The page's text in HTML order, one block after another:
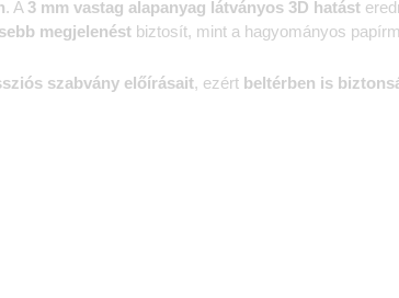
. A 3 mm vastag alapanyag látványos 3D hatást
megjelenést biztosít, mint a hagyományos
szabvány előírásait, ezért beltérben is